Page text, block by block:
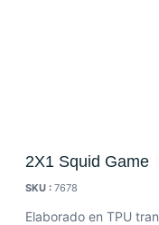
2X1 Squid Game
SKU : 7678
Elaborado en TPU